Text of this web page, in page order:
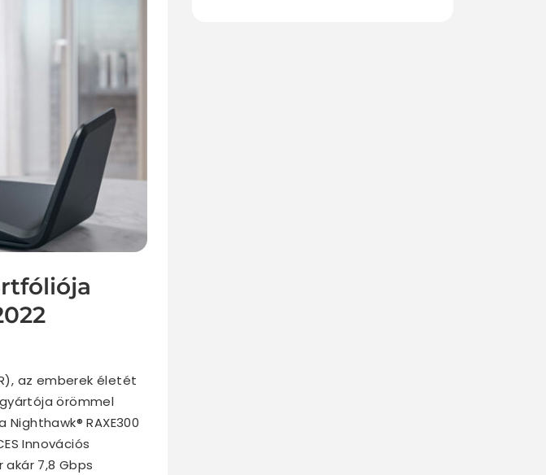
az emberek életét
örömmel
RAXE300
Innovációs
7,8 Gbps